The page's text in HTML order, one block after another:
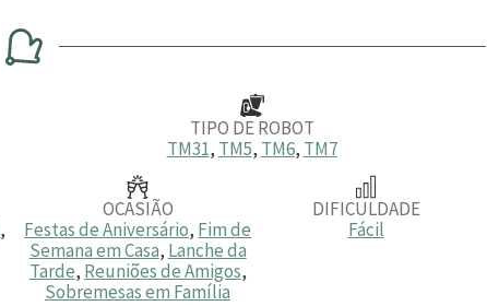
n
u
t
a
TIPO DE ROBOT
TM31, TM5, TM6, TM7
,
OCASIÃO
Festas de Aniversário, Fim de
Semana em Casa, Lanche da
Tarde, Reuniões de Amigos,
Sobremesas em Família
DIFICULDADE
Fácil